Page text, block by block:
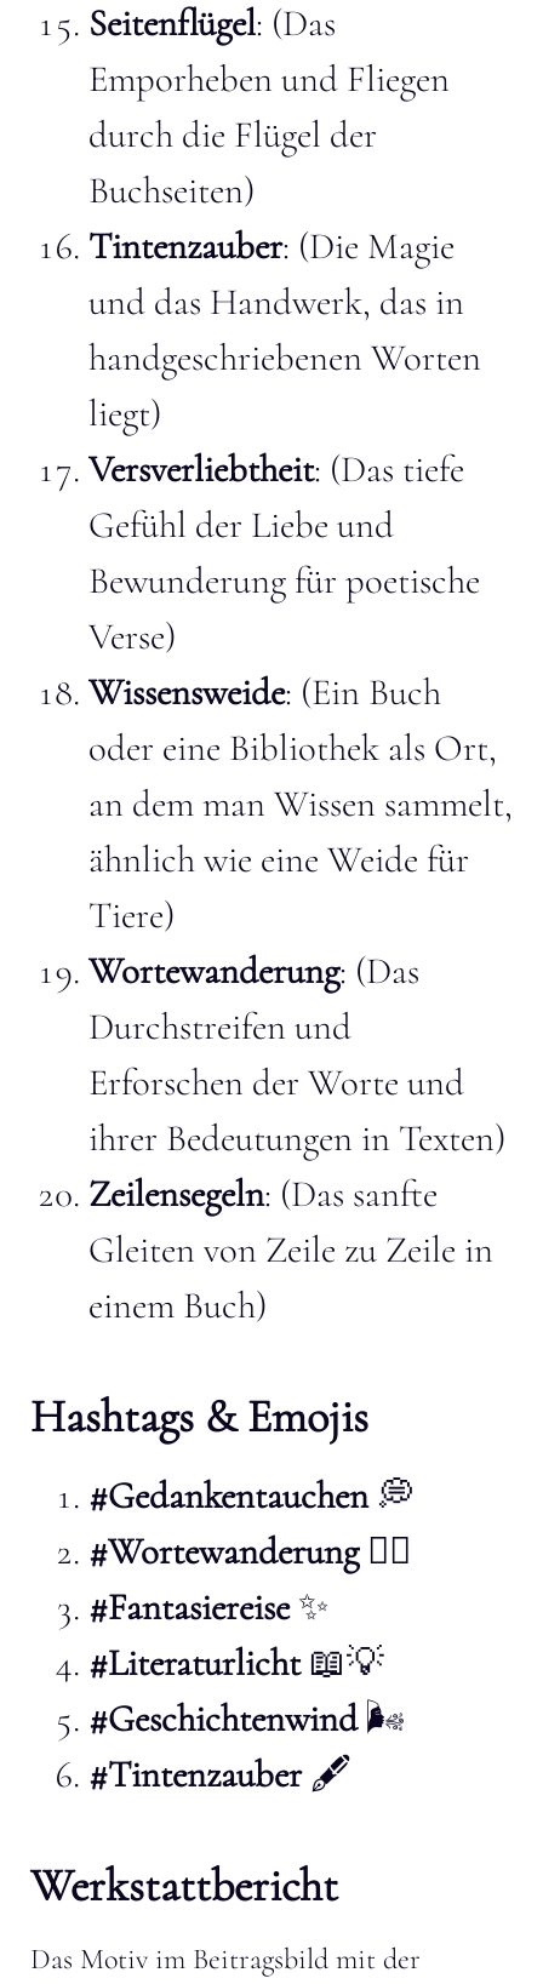
Seitenflügel: (Das
Emporheben und Fliegen
durch die Flügel der
Buchseiten)
Tintenzauber: (Die Magie
und das Handwerk, das in
handgeschriebenen Worten
liegt)
Versverliebtheit: (Das tiefe
Gefühl der Liebe und
Bewunderung für poetische
Verse)
Wissensweide: (Ein Buch
oder eine Bibliothek als Ort,
an dem man Wissen sammelt,
ähnlich wie eine Weide für
Tiere)
Wortewanderung: (Das
Durchstreifen und
Erforschen der Worte und
ihrer Bedeutungen in Texten)
Zeilensegeln: (Das sanfte
Gleiten von Zeile zu Zeile in
einem Buch)
Hashtags & Emojis
#Gedankentauchen💭
#Wortewanderung🚶‍♂️
#Fantasiereise✨
#Literaturlicht📖💡
#Geschichtenwind🌬️
#Tintenzauber🖋️
Werkstattbericht
Das Motiv im Beitragsbild mit der